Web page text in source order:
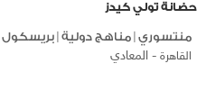
حضانة تولي كيدز
منتسوري مناهج دولية بريسكول
القاهرة - المعادي